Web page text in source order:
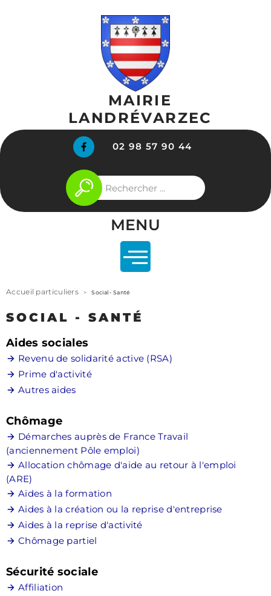
02 98 57 90 44
MENU
conseil municipal
marchés publics
actualités de la
commune
économie
et présent
Accueil particuliers > Social - Santé
SOCIAL - SANTÉ
Aides sociales
Revenu de solidarité active (RSA)
Prime d'activité
Autres aides
Chômage
Démarches auprès de France Travail
(anciennement Pôle emploi)
Allocation chômage d'aide au retour à l'emploi
(ARE)
Aides à la formation
Aides à la création ou la reprise d'entreprise
Aides à la reprise d'activité
Chômage partiel
Sécurité sociale
Affiliation